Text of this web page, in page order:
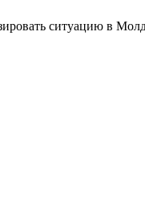
ситуацию в